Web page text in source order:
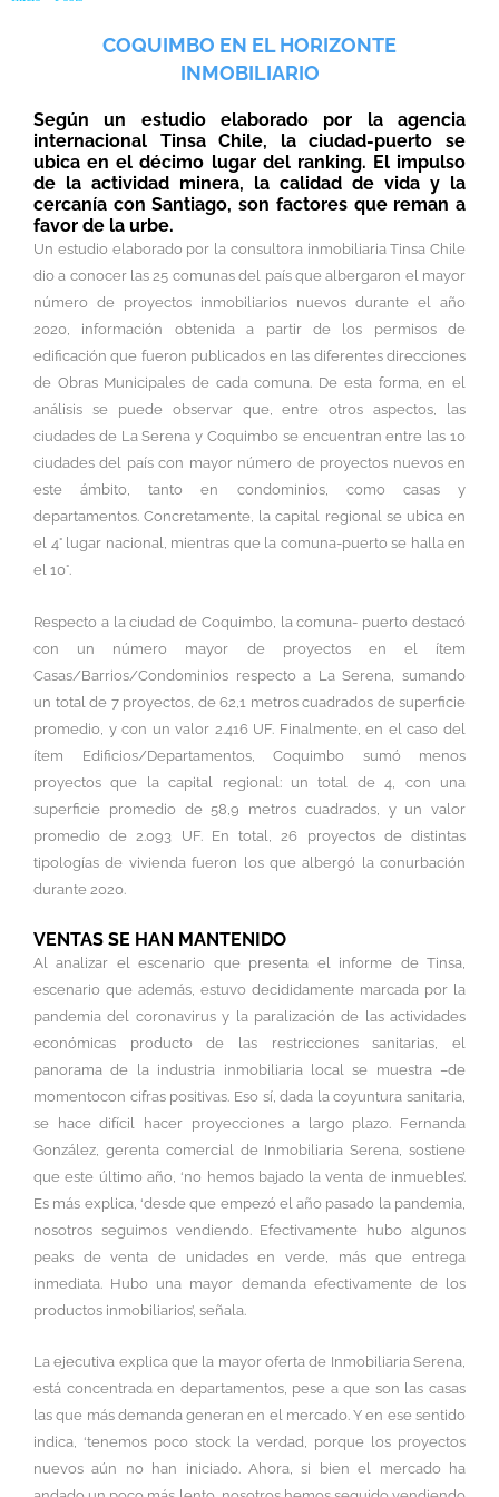
COQUIMBO EN EL HORIZONTE
INMOBILIARIO
Según un estudio elaborado por la agencia
internacional Tinsa Chile, la ciudad-puerto se
ubica en el décimo lugar del ranking. El impulso
de la actividad minera, la calidad de vida y la
cercanía con Santiago, son factores que reman a
favor de la urbe.
Un estudio elaborado por la consultora inmobiliaria Tinsa Chile
dio a conocer las 25 comunas del país que albergaron el mayor
número de proyectos inmobiliarios nuevos durante el año
2020, información obtenida a partir de los permisos de
edificación que fueron publicados en las diferentes direcciones
de Obras Municipales de cada comuna. De esta forma, en el
análisis se puede observar que, entre otros aspectos, las
ciudades de La Serena y Coquimbo se encuentran entre las 10
ciudades del país con mayor número de proyectos nuevos en
este ámbito, tanto en condominios, como casas y
departamentos. Concretamente, la capital regional se ubica en
el 4° lugar nacional, mientras que la comuna-puerto se halla en
el 10°.
Respecto a la ciudad de Coquimbo, la comuna- puerto destacó
con un número mayor de proyectos en el ítem
Casas/Barrios/Condominios respecto a La Serena, sumando
un total de 7 proyectos, de 62,1 metros cuadrados de superficie
promedio, y con un valor 2.416 UF. Finalmente, en el caso del
ítem Edificios/Departamentos, Coquimbo sumó menos
proyectos que la capital regional: un total de 4, con una
superficie promedio de 58,9 metros cuadrados, y un valor
promedio de 2.093 UF. En total, 26 proyectos de distintas
tipologías de vivienda fueron los que albergó la conurbación
durante 2020.
VENTAS SE HAN MANTENIDO
Al analizar el escenario que presenta el informe de Tinsa,
escenario que además, estuvo decididamente marcada por la
pandemia del coronavirus y la paralización de las actividades
económicas producto de las restricciones sanitarias, el
panorama de la industria inmobiliaria local se muestra –de
momentocon cifras positivas. Eso sí, dada la coyuntura sanitaria,
se hace difícil hacer proyecciones a largo plazo. Fernanda
González, gerenta comercial de Inmobiliaria Serena, sostiene
que este último año, ‘no hemos bajado la venta de inmuebles’.
Es más explica, ‘desde que empezó el año pasado la pandemia,
nosotros seguimos vendiendo. Efectivamente hubo algunos
peaks de venta de unidades en verde, más que entrega
inmediata. Hubo una mayor demanda efectivamente de los
productos inmobiliarios’, señala.
La ejecutiva explica que la mayor oferta de Inmobiliaria Serena,
está concentrada en departamentos, pese a que son las casas
las que más demanda generan en el mercado. Y en ese sentido
indica, ‘tenemos poco stock la verdad, porque los proyectos
nuevos aún no han iniciado. Ahora, si bien el mercado ha